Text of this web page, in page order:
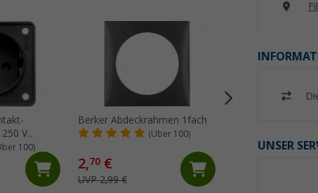
UNSER
V
100)
Berker Abdeckrahmen 1fach
(Über 100)
2,70 €
UVP 2,99 €